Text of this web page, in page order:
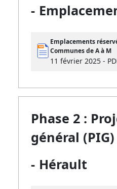
-
Emplacements
Communes de A à M
11 février 2025 -
Phase 2 :
général (PIG)
- Hérault